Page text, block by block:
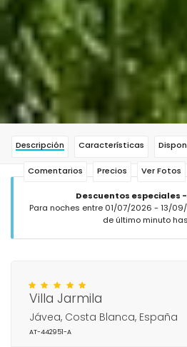
Descripción Características
Comentarios Precios Ver Fotos
Descuentos especiales
Para noches entre 01/07/2026 - 13/
de último minuto
Villa Jarmila
Jávea, Costa Blanca, España
AT-442951-A